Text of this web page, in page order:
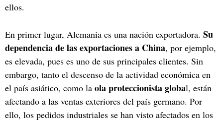
ellos.
En primer lugar, Alemania es una nación exportadora. Su
dependencia de las exportaciones a China, por ejemplo,
es elevada, pues es uno de sus principales clientes. Sin
embargo, tanto el descenso de la actividad económica en
el país asiático, como la ola proteccionista global, están
afectando a las ventas exteriores del país germano. Por
ello, los pedidos industriales se han visto afectados en los